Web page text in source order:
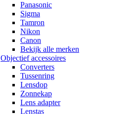
Panasonic
Sigma
Tamron
Nikon
Canon
Bekijk alle merken
Objectief accessoires
Converters
Tussenring
Lensdop
Zonnekap
Lens adapter
Lenstas